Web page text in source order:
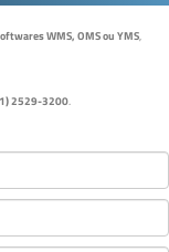
WMS, OMS ou YMS,
2529-3200.